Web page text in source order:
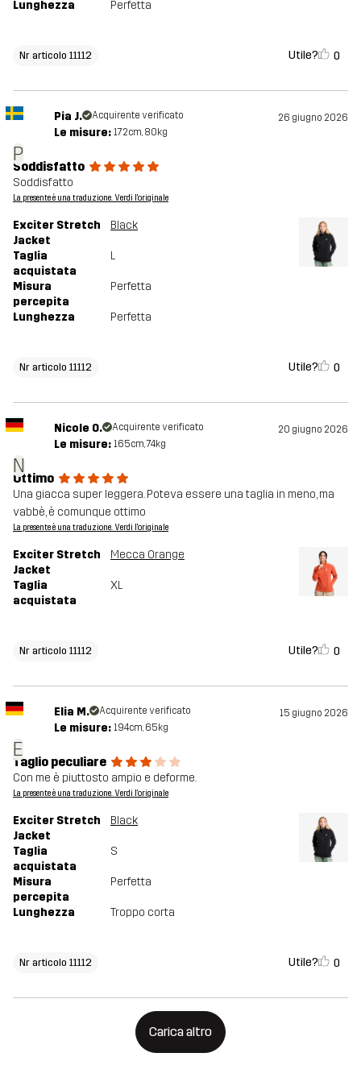
Lunghezza Perfetta
Nr articolo 11112 Utile? 0
P
Pia J. Acquirente verificato 26 giugno 2026
Le misure: 172cm, 80kg
Soddisfatto
Soddisfatto
La presente è una traduzione. Verdi l'originale
Exciter Stretch
Jacket
Black
Taglia
acquistata
L
Misura
percepita
Perfetta
Lunghezza Perfetta
Nr articolo 11112 Utile? 0
N
Nicole O. Acquirente verificato 20 giugno 2026
Le misure: 165cm, 74kg
Ottimo
Una giacca super leggera. Poteva essere una taglia in meno, ma
vabbè, è comunque ottimo
La presente è una traduzione. Verdi l'originale
Exciter Stretch
Jacket
Mecca Orange
Taglia
acquistata
XL
Nr articolo 11112 Utile? 0
E
Elia M. Acquirente verificato 15 giugno 2026
Le misure: 194cm, 65kg
Taglio peculiare
Con me è piuttosto ampio e deforme.
La presente è una traduzione. Verdi l'originale
Exciter Stretch
Jacket
Black
Taglia
acquistata
S
Misura
percepita
Perfetta
Lunghezza Troppo corta
Nr articolo 11112 Utile? 0
Carica altro